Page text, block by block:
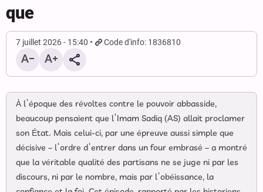
que
7 juillet 2026 - 15:40 Code d'info: 1836810
À l’époque des révoltes contre le pouvoir abbasside,
beaucoup pensaient que l’Imam Sadiq (AS) allait proclamer
son État. Mais celui-ci, par une épreuve aussi simple que
décisive – l’ordre d’entrer dans un four embrasé – a montré
que la véritable qualité des partisans ne se juge ni par les
discours, ni par le nombre, mais par l’obéissance, la